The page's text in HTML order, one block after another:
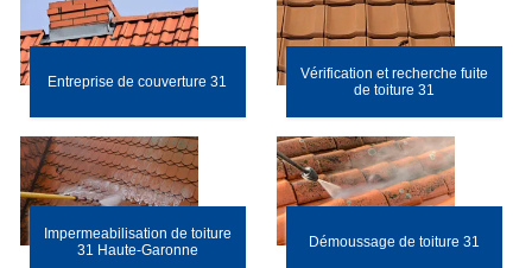
Entreprise de couverture 31
Vérification et recherche fuite
de toiture 31
Impermeabilisation de toiture
31 Haute-Garonne
Démoussage de toiture 31